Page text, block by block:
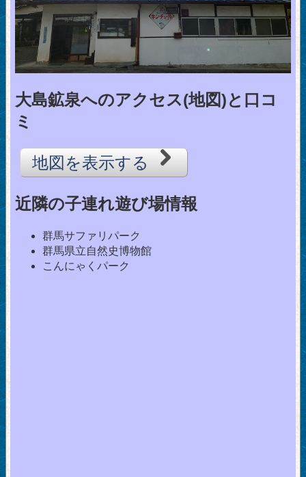
大島鉱泉へのアクセス(地図)と口コ
ミ
地図を表示する
近隣の子連れ遊び場情報
群馬サファリパーク
群馬県立自然史博物館
こんにゃくパーク